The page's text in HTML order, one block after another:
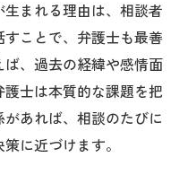
護士の特徴とは何か
士に共通するポイン
まれる理由は、相談者
ことで、弁護士も最善
、過去の経緯や感情面
士は本質的な課題を把
あれば、相談のたびに
に近づけます。